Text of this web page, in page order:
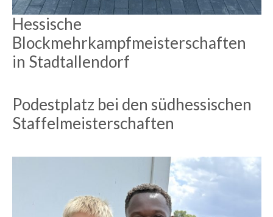
Hessische
Blockmehrkampfmeisterschaften
in Stadtallendorf
Podestplatz bei den südhessischen
Staffelmeisterschaften